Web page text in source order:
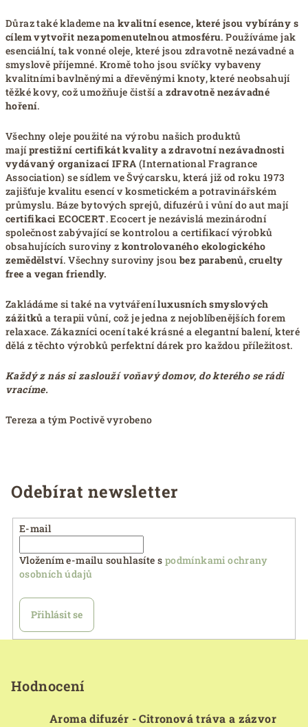
Důraz také klademe na kvalitní esence, které jsou vybírány s
cílem vytvořit nezapomenutelnou atmosféru. Používáme jak
esenciální, tak vonné oleje, které jsou zdravotně nezávadné a
smyslově příjemné. Kromě toho jsou svíčky vybaveny
kvalitními bavlněnými a dřevěnými knoty, které neobsahují
těžké kovy, což umožňuje čistší a zdravotně nezávadné
hoření.
Všechny oleje použité na výrobu našich produktů
majíprestižní certifikát kvality a zdravotní nezávadnosti
vydávaný organizací IFRA (International Fragrance
Association) se sídlem ve Švýcarsku, která již od roku 1973
zajišťuje kvalitu esencí v kosmetickém a potravinářském
průmyslu. Báze bytových sprejů, difuzérů i vůní do aut mají
certifikaci ECOCERT. Ecocert je nezávislá mezinárodní
společnost zabývající se kontrolou a certifikací výrobků
obsahujících suroviny z kontrolovaného ekologického
zemědělství. Všechny suroviny jsoubez parabenů, cruelty
free a vegan friendly.
Zakládáme si také na vytvářeníluxusních smyslových
zážitků a terapii vůní, což je jedna z nejoblíbenějších forem
relaxace. Zákazníci ocení také krásné a elegantní balení, které
dělá z těchto výrobků perfektní dárek pro každou příležitost.
Každý z nás si zaslouží voňavý domov, do kterého se rádi
vracíme.
Tereza a tým Poctivě vyrobeno
Odebírat newsletter
E-mail
Vložením e-mailu souhlasíte s podmínkami ochrany
osobních údajů
Přihlásit se
Hodnocení
Aroma difuzér - Citronová tráva a zázvor